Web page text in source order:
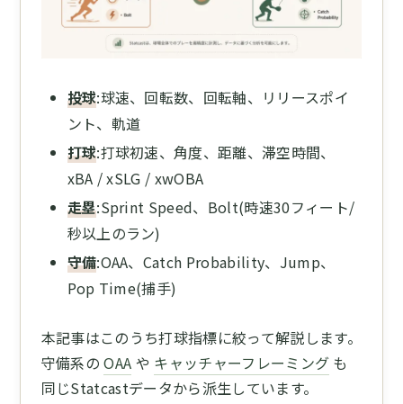
投球:球速、回転数、回転軸、リリースポイ
ント、軌道
打球:打球初速、角度、距離、滞空時間、
xBA / xSLG / xwOBA
走塁:Sprint Speed、Bolt(時速30フィート/
秒以上のラン)
守備:OAA、Catch Probability、Jump、
Pop Time(捕手)
本記事はこのうち打球指標に絞って解説します。
守備系のOAA や キャッチャーフレーミング も
同じStatcastデータから派生しています。